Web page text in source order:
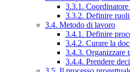
3.3.1.
3.3.2. Definire ruoli
3.4. Metodo di lavoro
3.4.1. Definire
3.4.2. Curare la
3.4.3. Organizzare
3.4.4. Prendere